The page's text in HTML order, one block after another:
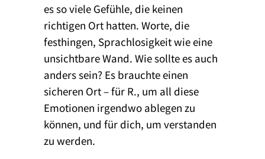
es so viele Gefühle, die keinen
richtigen Ort hatten. Worte, die
festhingen, Sprachlosigkeit wie eine
unsichtbare Wand. Wie sollte es auch
anders sein? Es brauchte einen
sicheren Ort – für R., um all diese
Emotionen irgendwo ablegen zu
können, und für dich, um verstanden
zu werden.